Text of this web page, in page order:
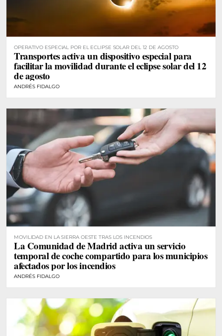
OPERATIVO ESPECIAL POR EL ECLIPSE SOLAR DEL 12 DE AGOSTO
Transportes activa un dispositivo especial para
facilitar la movilidad durante el eclipse solar del 12
de agosto
ANDRÉS FIDALGO
MOVILIDAD EN LA SIERRA OESTE TRAS LOS INCENDIOS
La Comunidad de Madrid activa un servicio
temporal de coche compartido para los municipios
afectados por los incendios
ANDRÉS FIDALGO